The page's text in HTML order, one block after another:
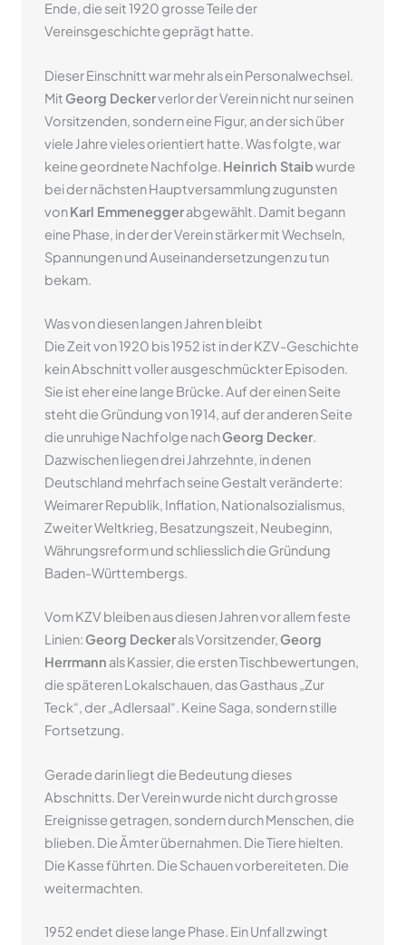
Ende, die seit 1920 grosse Teile der
Vereinsgeschichte geprägt hatte.
Dieser Einschnitt war mehr als ein Personalwechsel.
Mit Georg Deckerverlor der Verein nicht nur seinen
Vorsitzenden, sondern eine Figur, an der sich über
viele Jahre vieles orientiert hatte. Was folgte, war
keine geordnete Nachfolge. Heinrich Staibwurde
bei der nächsten Hauptversammlung zugunsten
vonKarl Emmeneggerabgewählt. Damit begann
eine Phase, in der der Verein stärker mit Wechseln,
Spannungen und Auseinandersetzungen zu tun
bekam.
Was von diesen langen Jahren bleibt
Die Zeit von 1920 bis 1952 ist in der KZV-Geschichte
kein Abschnitt voller ausgeschmückter Episoden.
Sie ist eher eine lange Brücke. Auf der einen Seite
steht die Gründung von 1914, auf der anderen Seite
die unruhige Nachfolge nachGeorg Decker.
Dazwischen liegen drei Jahrzehnte, in denen
Deutschland mehrfach seine Gestalt veränderte:
Weimarer Republik, Inflation, Nationalsozialismus,
Zweiter Weltkrieg, Besatzungszeit, Neubeginn,
Währungsreform und schliesslich die Gründung
Baden-Württembergs.
Vom KZV bleiben aus diesen Jahren vor allem feste
Linien: Georg Deckerals Vorsitzender, Georg
Herrmann als Kassier, die ersten Tischbewertungen,
die späteren Lokalschauen, das Gasthaus „Zur
Teck“, der „Adlersaal“. Keine Saga, sondern stille
Fortsetzung.
Gerade darin liegt die Bedeutung dieses
Abschnitts. Der Verein wurde nicht durch grosse
Ereignisse getragen, sondern durch Menschen, die
blieben. Die Ämter übernahmen. Die Tiere hielten.
Die Kasse führten. Die Schauen vorbereiteten. Die
weitermachten.
1952 endet diese lange Phase. Ein Unfall zwingt